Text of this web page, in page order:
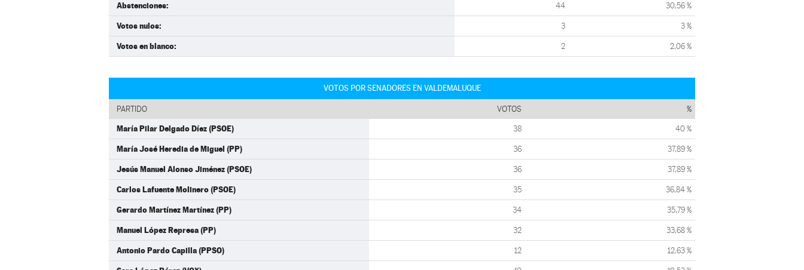
Abstenciones: 44 30,56 %
Votos nulos: 3 3 %
Votos en blanco: 2 2,06 %
VOTOS POR SENADORES EN VALDEMALUQUE
PARTIDO VOTOS %
María Pilar Delgado Díez (PSOE) 38 40 %
María José Heredia de Miguel (PP) 36 37,89 %
Jesús Manuel Alonso Jiménez (PSOE) 36 37,89 %
Carlos Lafuente Molinero (PSOE) 35 36,84 %
Gerardo Martínez Martínez (PP) 34 35,79 %
Manuel López Represa (PP) 32 33,68 %
Antonio Pardo Capilla (PPSO) 12 12,63 %